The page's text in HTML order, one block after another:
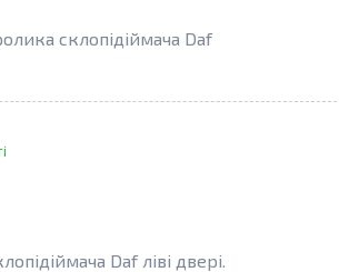
склопідіймача Daf
Daf ліві двері.